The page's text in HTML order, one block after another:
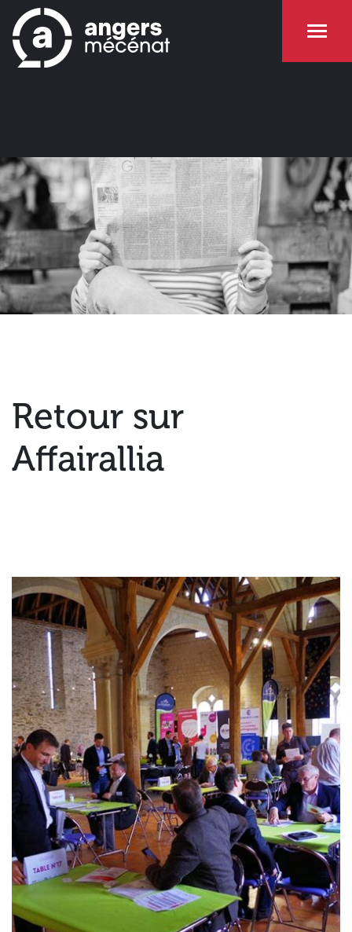
Retour sur
Affairallia